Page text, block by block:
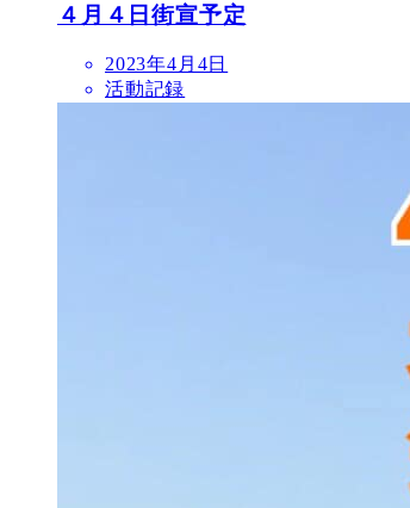
４月４日街宣予定
2023年4月4日
活動記録